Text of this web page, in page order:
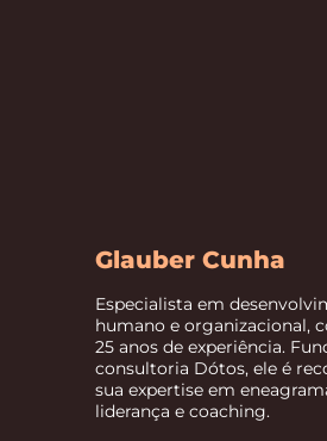
Glauber Cunha
Especialista em
humano e organizacional,
25 anos de experiência.
consultoria Dótos, ele é
sua expertise em
liderança e coaching.